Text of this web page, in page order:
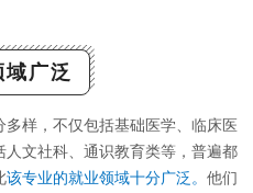
广泛
样，不仅包括基础医学、临床医
文社科、通识教育类等，普遍都
该专业的就业领域十分广泛。 他们